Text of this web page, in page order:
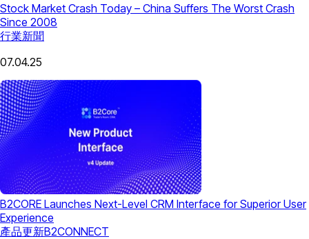
Stock Market Crash Today – China Suffers The Worst Crash
Since 2008
行業新聞
07.04.25
B2CORE Launches Next-Level CRM Interface for Superior User
Experience
產品更新B2CONNECT